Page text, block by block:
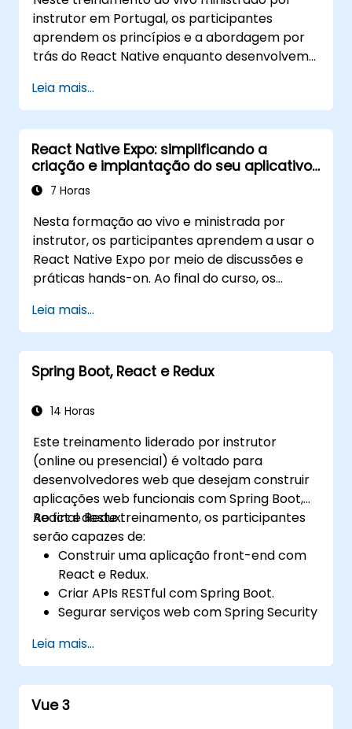
instrutor em Portugal, os participantes
aprendem os princípios e a abordagem por
trás do React Native enquanto desenvolvem
iOS
Leia mais...
React Native Expo: simplificando a
criação e implantação do seu aplicativo
React Native
7 Horas
Nesta formação ao vivo e ministrada por
instrutor, os participantes aprendem a usar o
React Native Expo por meio de discussões e
práticas hands-on. Ao final do curso, os
implantar seus próprios aplicativos React
Native usando o React Native Expo.
Leia mais...
Spring Boot, React e Redux
14 Horas
Este treinamento liderado por instrutor
(online ou presencial) é voltado para
desenvolvedores web que desejam construir
aplicações web funcionais com Spring Boot,
React e Redux.
Ao final deste treinamento, os participantes
serão capazes de:
Construir uma aplicação front-end com
React e Redux.
Criar APIs RESTful com Spring Boot.
Segurar serviços web com Spring Security
Leia mais...
Vue 3